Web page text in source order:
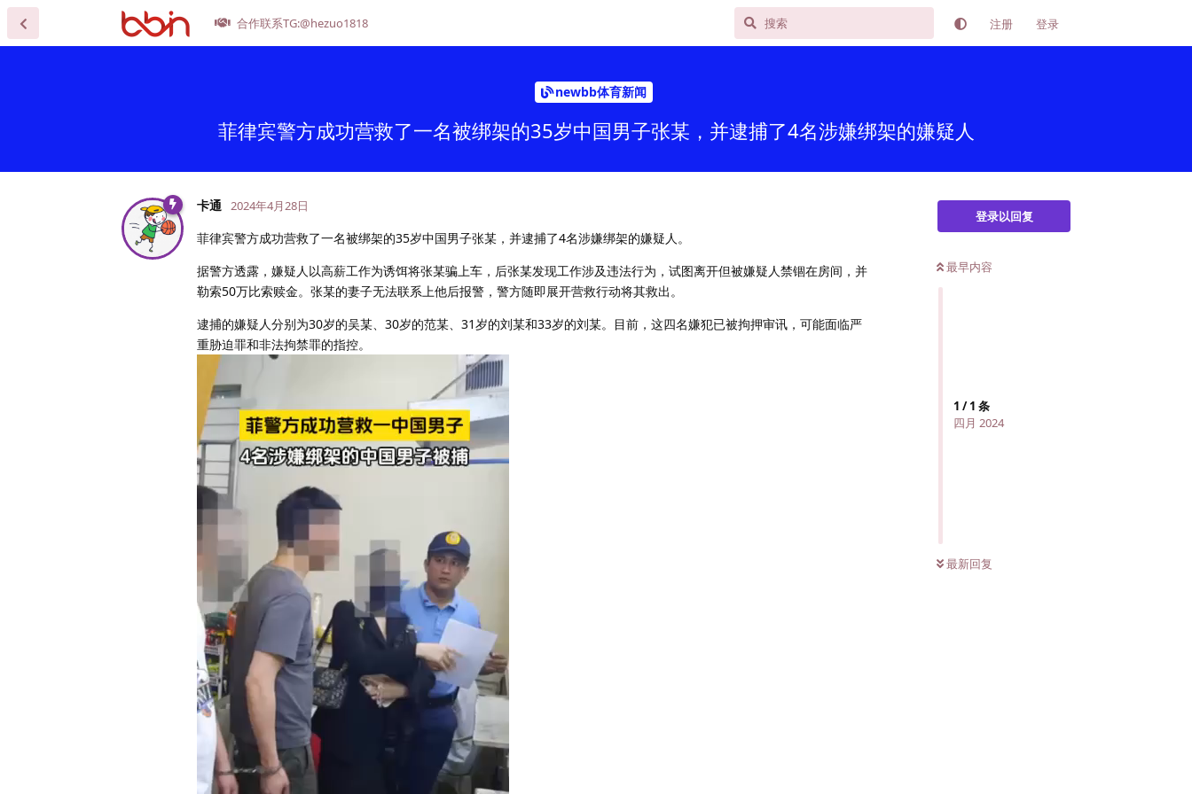
合作联系TG:@hezuo1818 注册 登录
newbb体育新闻
菲律宾警方成功营救了一名被绑架的35岁中国男子张某，并逮捕了4名涉嫌绑架的嫌疑人
登录以回复
最早内容
1 /1 条
四月 2024
最新回复
卡通 2024年4月28日
菲律宾警方成功营救了一名被绑架的35岁中国男子张某，并逮捕了4名涉嫌绑架的嫌疑人。
据警方透露，嫌疑人以高薪工作为诱饵将张某骗上车，后张某发现工作涉及违法行为，试图离开但被嫌疑人禁锢在房间，并
勒索50万比索赎金。张某的妻子无法联系上他后报警，警方随即展开营救行动将其救出。
逮捕的嫌疑人分别为30岁的吴某、30岁的范某、31岁的刘某和33岁的刘某。目前，这四名嫌犯已被拘押审讯，可能面临严
重胁迫罪和非法拘禁罪的指控。